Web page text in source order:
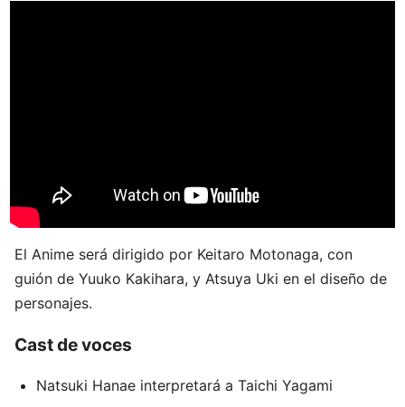
El Anime será dirigido por Keitaro Motonaga, con
guión de Yuuko Kakihara, y Atsuya Uki en el diseño de
personajes.
Cast de voces
Natsuki Hanae interpretará a Taichi Yagami